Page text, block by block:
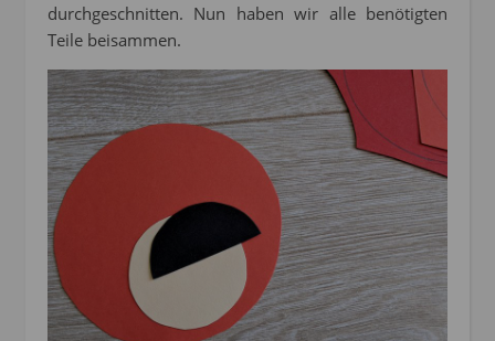
durchgeschnitten. Nun haben wir alle benötigten
Teile beisammen.